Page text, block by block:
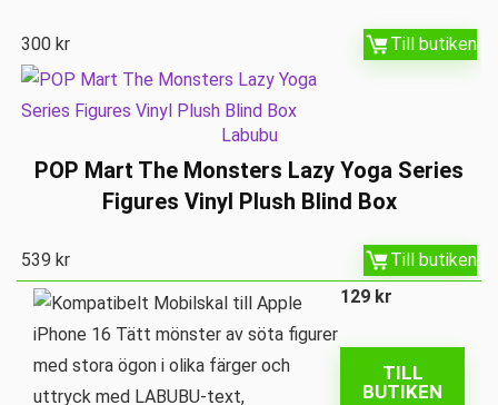
300kr Till butiken
Labubu
POP Mart The Monsters Lazy Yoga Series
Figures Vinyl Plush Blind Box
539kr
Till butiken
129 kr
TILL
BUTIKEN